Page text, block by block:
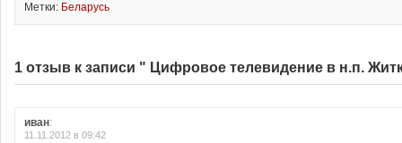
Метки: Беларусь
1 отзыв к записи " Цифровое телевидение в н.п.
иван:
11.11.2012 в 09:42